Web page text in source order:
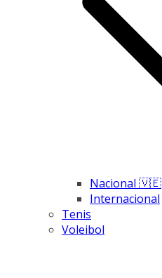
Nacional 🇻🇪
Internacional
Tenis
Voleibol